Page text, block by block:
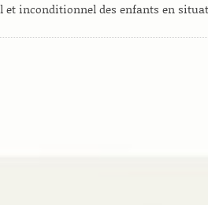
et inconditionnel des enfants en